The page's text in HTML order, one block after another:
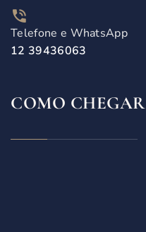
Telefone e WhatsApp
12 39436063​
COMO CHEGAR